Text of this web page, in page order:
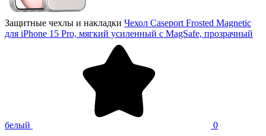
Защитные чехлы и накладки Чехол Caseport Frosted Magnetic
для iPhone 15 Pro, мягкий усиленный с MagSafe, прозрачный
белый 0